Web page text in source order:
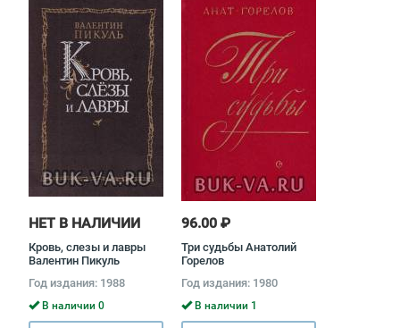
НЕТ В НАЛИЧИИ
Кровь, слезы и лавры
Валентин Пикуль
Год издания: 1988
В наличии 0
96.00 ₽
Три судьбы Анатолий
Горелов
Год издания: 1980
В наличии 1